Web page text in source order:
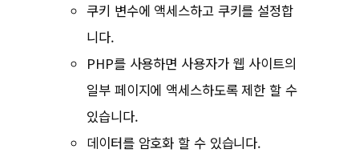
쿠키 변수에 액세스하고 쿠키를 설정합
니다.
PHP를 사용하면 사용자가 웹 사이트의
일부 페이지에 액세스하도록 제한 할 수
있습니다.
데이터를 암호화 할 수 있습니다.